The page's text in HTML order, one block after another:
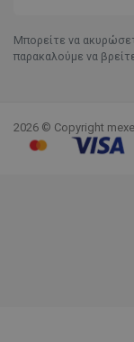
Μπορείτε να
παρακαλούμε να
2026 © Copyright